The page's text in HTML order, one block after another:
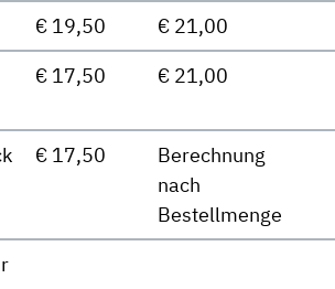
€ 19,50
€ 21,00
€ 17,50 € 21,00
€ 17,50
Berechnung
nach
Bestellmenge